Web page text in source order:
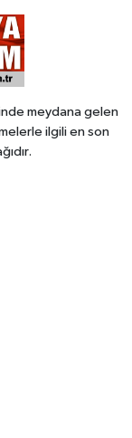
meydana gelen
ilgili en son